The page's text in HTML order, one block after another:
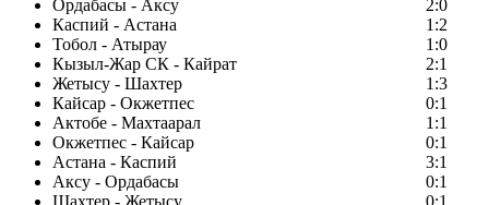
Ордабасы - Аксу
2:0
Каспий - Астана
1:2
Тобол - Атырау
1:0
Кызыл-Жар СК - Кайрат
2:1
Жетысу - Шахтер
1:3
Кайсар - Окжетпес
0:1
Актобе - Махтаарал
1:1
Окжетпес - Кайсар
0:1
Астана - Каспий
3:1
Аксу - Ордабасы
0:1